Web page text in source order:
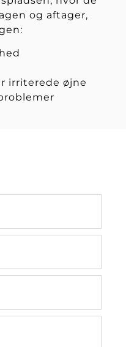
og aftager,
irriterede øjne